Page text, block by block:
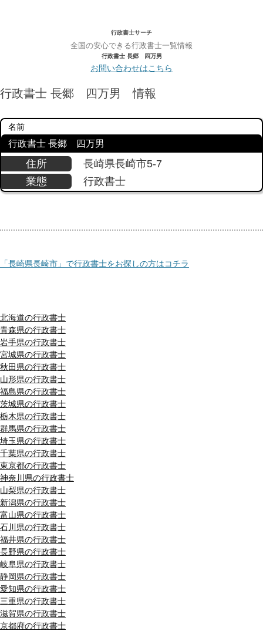
行政書士サーチ
全国の安心できる行政書士一覧情報
行政書士 長郷 四万男
お問い合わせはこちら
行政書士 長郷 四万男 情報
名前
行政書士 長郷 四万男
住所
長崎県長崎市5-7
業態
行政書士
「長崎県長崎市」で行政書士をお探しの方はコチラ
北海道の行政書士
青森県の行政書士
岩手県の行政書士
宮城県の行政書士
秋田県の行政書士
山形県の行政書士
福島県の行政書士
茨城県の行政書士
栃木県の行政書士
群馬県の行政書士
埼玉県の行政書士
千葉県の行政書士
東京都の行政書士
神奈川県の行政書士
山梨県の行政書士
新潟県の行政書士
富山県の行政書士
石川県の行政書士
福井県の行政書士
長野県の行政書士
岐阜県の行政書士
静岡県の行政書士
愛知県の行政書士
三重県の行政書士
滋賀県の行政書士
京都府の行政書士